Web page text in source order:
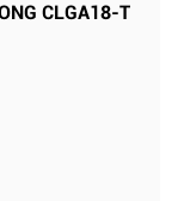
CLGA18-T